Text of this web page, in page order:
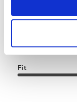
Laadukkaat
Fit